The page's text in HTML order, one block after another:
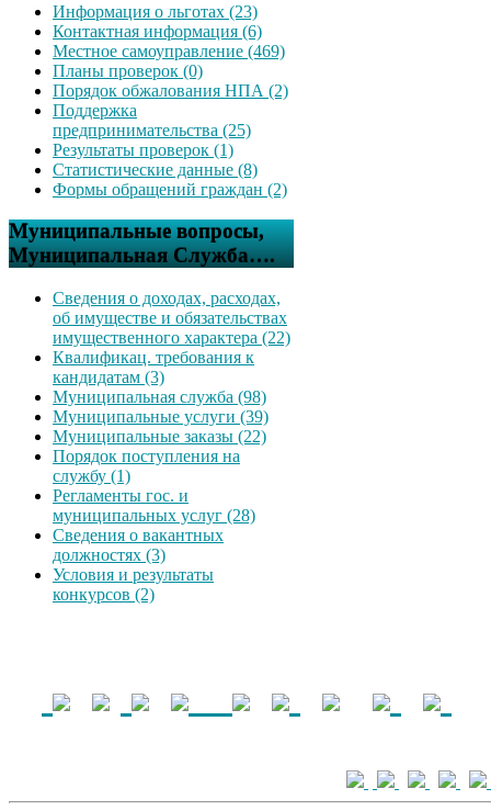
Информация о льготах (23)
Контактная информация (6)
Местное самоуправление (469)
Планы проверок (0)
Порядок обжалования НПА (2)
Поддержка
предпринимательства (25)
Результаты проверок (1)
Статистические данные (8)
Формы обращений граждан (2)
Муниципальные вопросы,
Муниципальная Служба….
Сведения о доходах, расходах,
об имуществе и обязательствах
имущественного характера (22)
Квалификац. требования к
кандидатам (3)
Муниципальная служба (98)
Муниципальные услуги (39)
Муниципальные заказы (22)
Порядок поступления на
службу (1)
Регламенты гос. и
муниципальных услуг (28)
Сведения о вакантных
должностях (3)
Условия и результаты
конкурсов (2)